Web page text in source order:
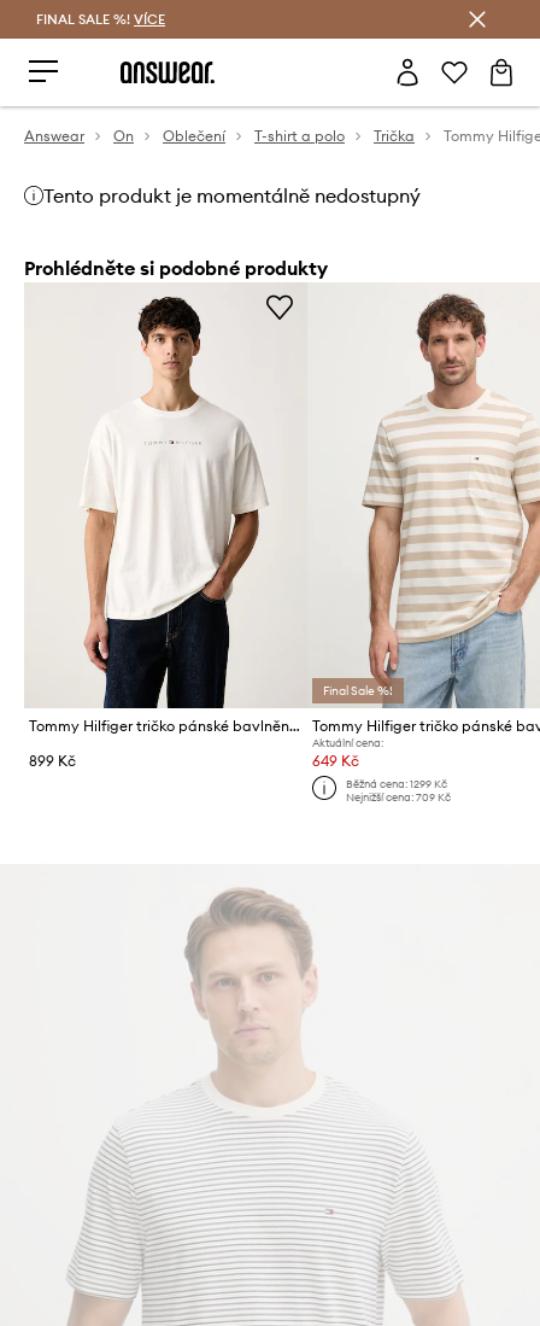
FINAL SALE %! VÍCE
Answear On Oblečení T-shirt a polo Trička
Tento produkt je momentálně nedostupný
Prohlédněte si podobné produkty
Tommy Hilfiger tričko pánské bavlněné
899 Kč
Final Sale %!
Aktuální cena:
649 Kč
Běžná cena: 1299 Kč
Nejnižší cena: 709 Kč